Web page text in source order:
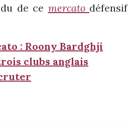
de ce mercato défensif
: Roony Bardghji
clubs anglais